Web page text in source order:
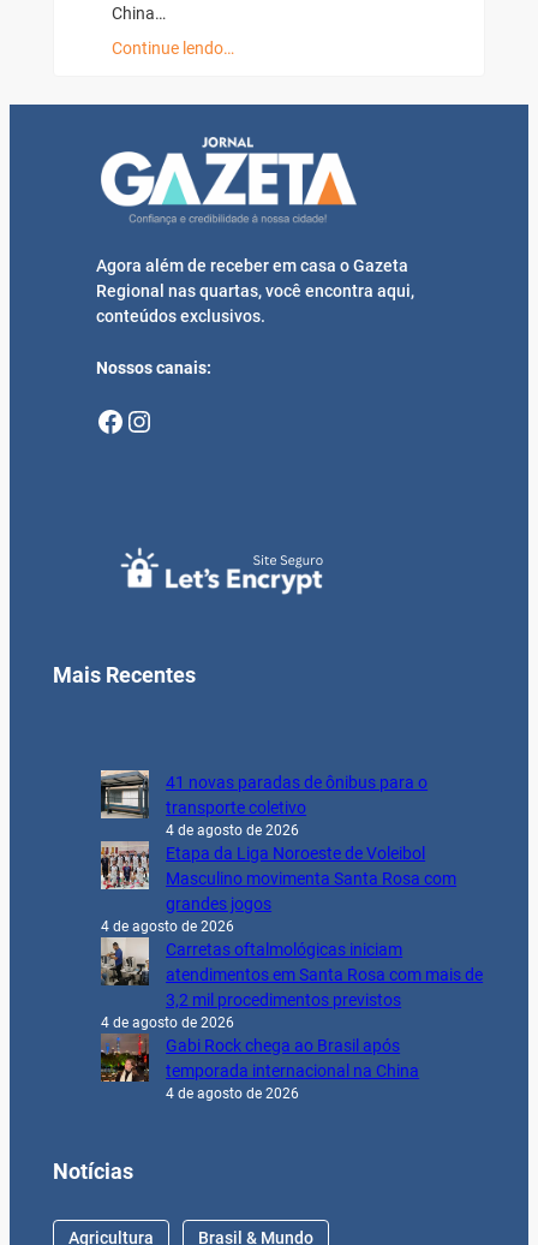
China…
Continue lendo…
Agora além de receber em casa o Gazeta
Regional nas quartas, você encontra aqui,
conteúdos exclusivos.
Nossos canais:
Facebook Instagram
Mais Recentes
41 novas paradas de ônibus para o
transporte coletivo
4 de agosto de 2026
Etapa da Liga Noroeste de Voleibol
Masculino movimenta Santa Rosa com
grandes jogos
4 de agosto de 2026
Carretas oftalmológicas iniciam
atendimentos em Santa Rosa com mais de
3,2 mil procedimentos previstos
4 de agosto de 2026
Gabi Rock chega ao Brasil após
temporada internacional na China
4 de agosto de 2026
Notícias
Agricultura Brasil & Mundo